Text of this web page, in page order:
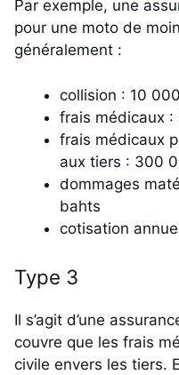
Par exemple, une
pour une moto de
généralement :
collision : 10
frais médicaux
frais médicaux
aux tiers : 300
dommages
bahts
cotisation
Type 3
Il s’agit d’une
couvre que les frais
civile envers les tiers.